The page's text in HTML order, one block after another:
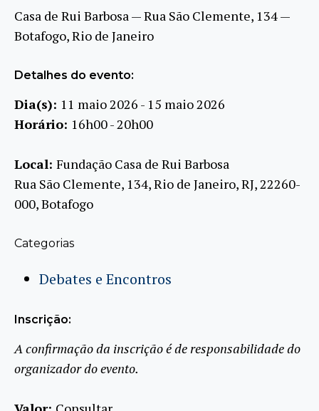
Casa de Rui Barbosa — Rua São Clemente, 134 —
Botafogo, Rio de Janeiro
Detalhes do evento:
Dia(s): 11 maio 2026 - 15 maio 2026
Horário: 16h00 - 20h00
Local: Fundação Casa de Rui Barbosa
Rua São Clemente, 134, Rio de Janeiro, RJ, 22260-
000, Botafogo
Categorias
Debates e Encontros
Inscrição:
A confirmação da inscrição é de responsabilidade do
organizador do evento.